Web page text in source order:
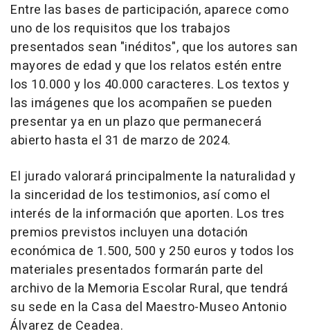
Entre las bases de participación, aparece como
uno de los requisitos que los trabajos
presentados sean "inéditos", que los autores san
mayores de edad y que los relatos estén entre
los 10.000 y los 40.000 caracteres. Los textos y
las imágenes que los acompañen se pueden
presentar ya en un plazo que permanecerá
abierto hasta el 31 de marzo de 2024.
El jurado valorará principalmente la naturalidad y
la sinceridad de los testimonios, así como el
interés de la información que aporten. Los tres
premios previstos incluyen una dotación
económica de 1.500, 500 y 250 euros y todos los
materiales presentados formarán parte del
archivo de la Memoria Escolar Rural, que tendrá
su sede en la Casa del Maestro-Museo Antonio
Álvarez de Ceadea.